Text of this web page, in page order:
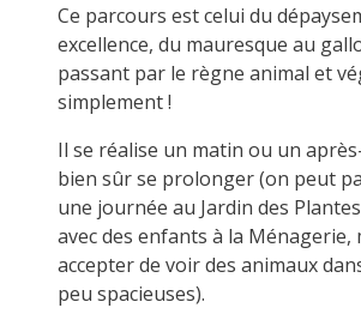
Ce parcours est celui du
excellence, du mauresque au
passant par le règne animal et
simplement !
Il se réalise un matin ou un
bien sûr se prolonger (on peut
une journée au Jardin des
avec des enfants à la Ménagerie,
accepter de voir des animaux
peu spacieuses).